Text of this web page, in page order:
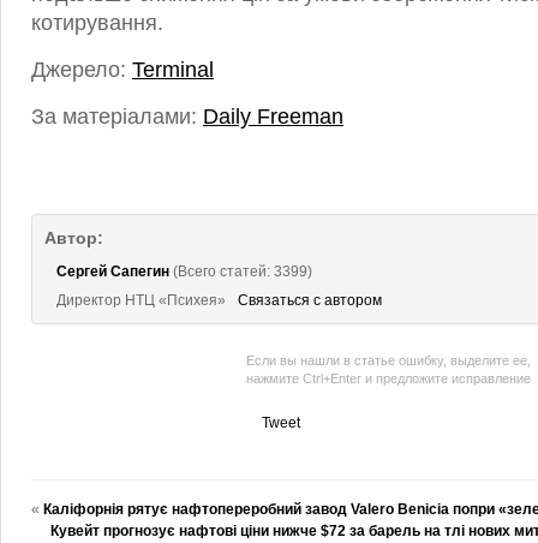
котирування.
Джерело: Terminal
За матеріалами: Daily Freeman
Автор:
Сергей Сапегин (Всего статей: 3399)
Директор НТЦ «Психея»
Связаться с автором
Если вы нашли в статье ошибку, выделите ее,
нажмите Ctrl+Enter и предложите исправление
Tweet
« Каліфорнія рятує нафтопереробний завод Valero Benicia попри
Кувейт прогнозує нафтові ціни нижче $72 за барель на тлі нових